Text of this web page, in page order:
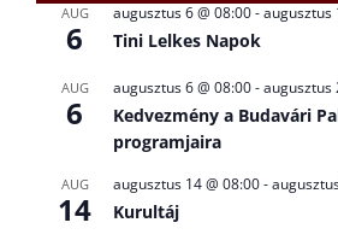
AUG
6
augusztus 6 @ 08:00-augusztus
Tini Lelkes Napok
AUG
6
augusztus 6 @ 08:00-augusztus
Kedvezmény a Budavári
programjaira
AUG
14
augusztus 14 @ 08:00-
Kurultáj